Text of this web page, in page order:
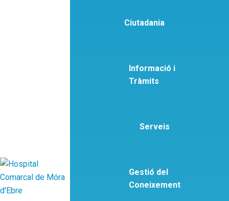
Ciutadania
Informació i
Tràmits
Serveis
Gestió del
Coneixement